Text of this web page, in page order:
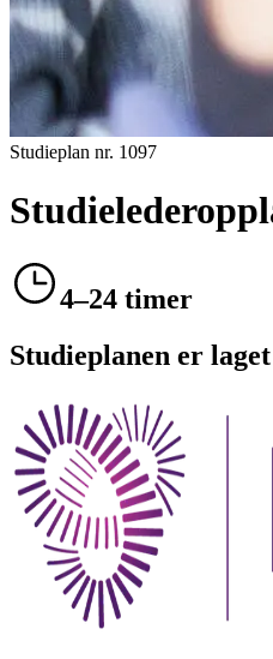
Studieplan nr. 1097
4–24 timer
Studieplanen er